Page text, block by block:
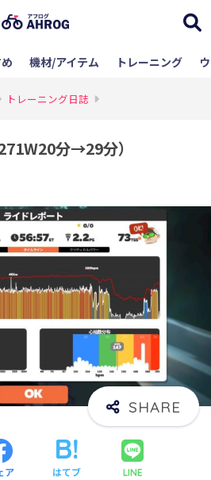
機材/アイテム トレーニング
トレーニング日誌
分→29分）
ア はてブ LINE